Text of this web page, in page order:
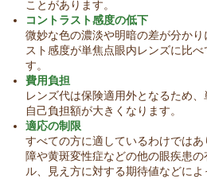
ことがあります。
コントラスト感度の低下
微妙な色の濃淡や明暗の差が分か
スト感度が単焦点眼内レンズに比
す。
費用負担
レンズ代は保険適用外となるため
自己負担額が大きくなります。
適応の制限
すべての方に適しているわけでは
障や黄斑変性症などの他の眼疾患
ル、見え方に対する期待値などに